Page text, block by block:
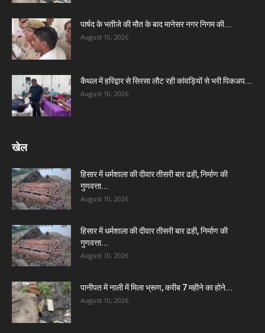
पार्षद के भतीजे की मौत के बाद मानेसर नगर निगम की...
August 10, 2026
कैथल में हरिद्वार से सिरसा लौट रही कांवड़ियों से भरी पिकअप...
August 10, 2026
खेल
हिसार में धर्मशाला की दीवार तीसरी बार ढही, निर्माण की
गुणवत्ता...
August 10, 2026
हिसार में धर्मशाला की दीवार तीसरी बार ढही, निर्माण की
गुणवत्ता...
August 10, 2026
पानीपत में नाली में मिला भ्रूण, करीब 7 महीने का होने...
August 10, 2026